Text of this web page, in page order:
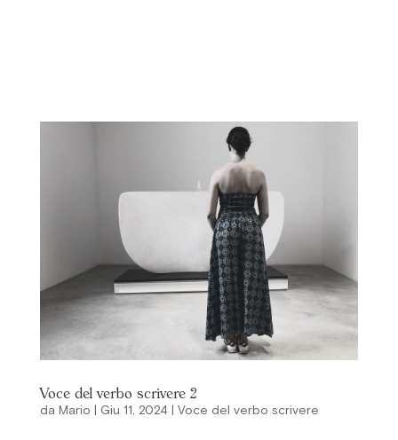
Voce del verbo scrivere 2
da Mario Giu 11, 2024 Voce del verbo scrivere